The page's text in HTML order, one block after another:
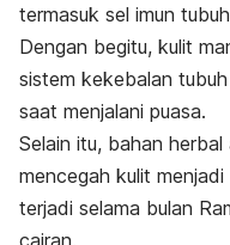
termasuk sel imun
Dengan begitu, kulit
sistem kekebalan
saat menjalani puasa.
Selain itu, bahan
mencegah kulit
terjadi selama bulan
cairan.